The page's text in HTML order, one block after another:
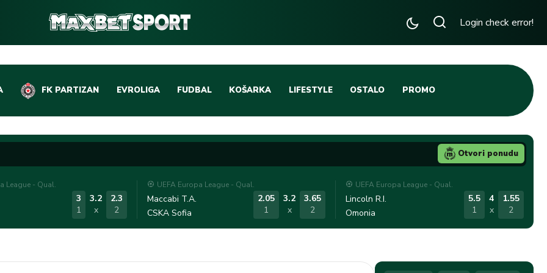
Login check error!
FK PARTIZAN EVROLIGA FUDBAL
DOMAĆI FUDBAL
LIGE PETICE
OSTALE LIGE
KOŠARKA
EVROLIGA
ABA LIGA
REPREZENTATIVNA KOŠARKA
LIFESTYLE OSTALO
TENIS
TIFO SCENA
KROZ OBRUČ!
PROMO
League - Qual.
3
1
3.2
x
2.3
2
UEFA Europa League - Qual.
Maccabi T.A.
CSKA Sofia
2.05
1
3.2
x
3.65
2
UEFA Europa League - Qual.
Lincoln R.I.
Omonia
5.5
1
4
x
1.55
2
Otvori ponudu